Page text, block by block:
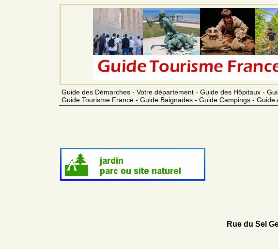
Guide des Démarches - Votre département - Guide des Hôpitaux -
Guide Tourisme France - Guide Baignades - Guide Campings -
Rue du Sel